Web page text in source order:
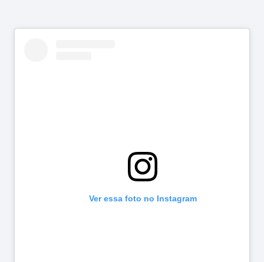
Ver essa foto no Instagram